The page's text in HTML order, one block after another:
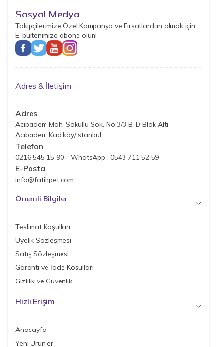
Sosyal Medya
Takipçilerimize Özel Kampanya ve Fırsatlardan olmak için
E-bültenimize abone olun!
Adres & İletişim
Adres
Acıbadem Mah. Sokullu Sok. No:3/3 B-D Blok Altı
Acıbadem Kadıköy/İstanbul
Telefon
0216 545 15 90 - WhatsApp : 0543 711 52 59
E-Posta
info@fatihpet.com
Önemli Bilgiler
Teslimat Koşulları
Üyelik Sözleşmesi
Satış Sözleşmesi
Garanti ve İade Koşulları
Gizlilik ve Güvenlik
Hızlı Erişim
Anasayfa
Yeni Ürünler